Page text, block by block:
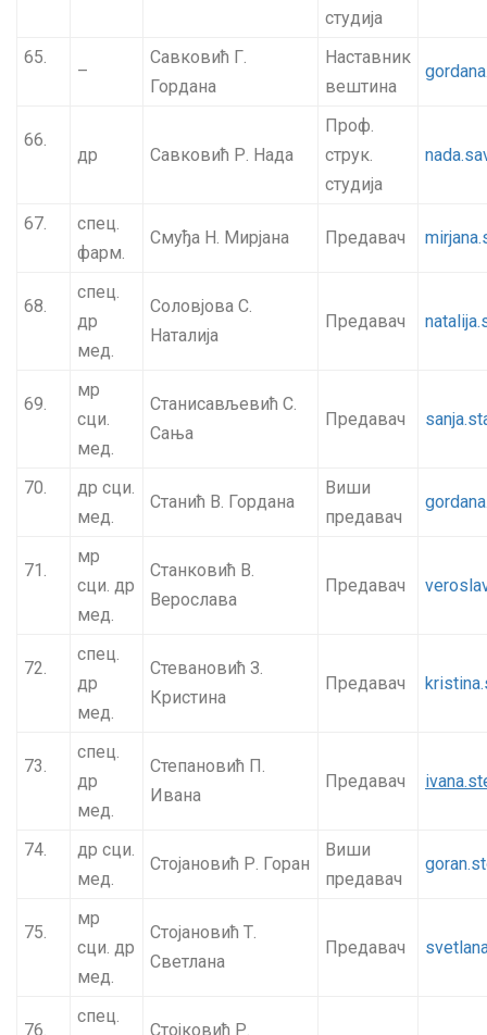
студија
65.
–
Савковић Г.
Гордана
Наставник
вештина
66.
др Савковић Р. Нада
Проф.
струк.
студија
67.
спец.
фарм.
Смуђа Н. Мирјана Предавач
68.
спец.
др
мед.
Соловјова С.
Наталија
Предавач
69.
мр
сци.
мед.
Станисављевић С.
Сања
Предавач
70.
др сци.
мед.
Станић В. Гордана
Виши
предавач
71.
мр
сци. др
мед.
Станковић В.
Верослава
Предавач
72.
спец.
др
мед.
Стевановић З.
Кристина
Предавач
73.
спец.
др
мед.
Степановић П.
Ивана
Предавач
74.
др сци.
мед.
Стојановић Р. Горан
Виши
предавач
75.
мр
сци. др
мед.
Стојановић Т.
Светлана
Предавач
76.
спец.
Стојковић Р.